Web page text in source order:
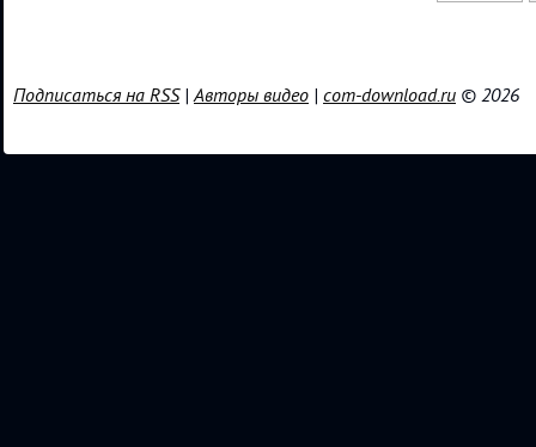
Подписаться на RSS|Авторы видео | com-download.ru © 2026